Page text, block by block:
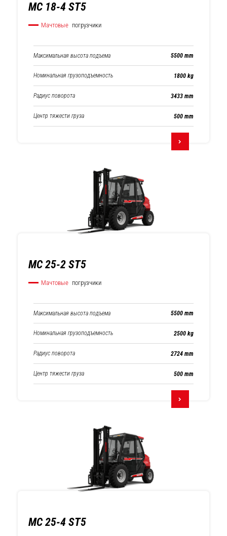
MC 18-4 ST5
Мачтовые погрузчики
Максимальная высота подъема 5500 mm
Номинальная грузоподъемность 1800 kg
Радиус поворота 3433 mm
Центр тяжести груза 500 mm
MC 25-2 ST5
Мачтовые погрузчики
Максимальная высота подъема 5500 mm
Номинальная грузоподъемность 2500 kg
Радиус поворота 2724 mm
Центр тяжести груза 500 mm
MC 25-4 ST5